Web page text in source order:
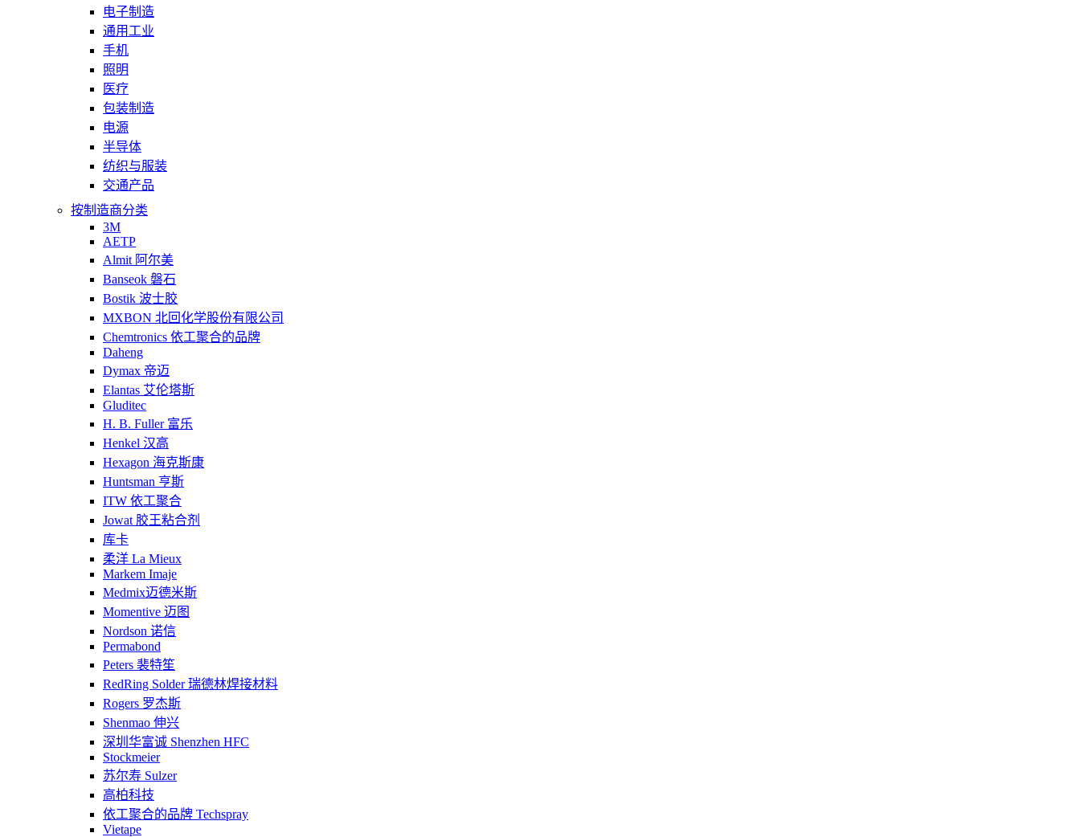
电子制造
通用工业
手机
照明
医疗
包装制造
电源
半导体
纺织与服装
交通产品
按制造商分类
3M
AETP
Almit 阿尔美
Banseok 磐石
Bostik 波士胶
MXBON 北回化学股份有限公司
Chemtronics 依工聚合的品牌
Daheng
Dymax 帝迈
Elantas 艾伦塔斯
Gluditec
H. B. Fuller 富乐
Henkel 汉高
Hexagon 海克斯康
Huntsman 亨斯
ITW 依工聚合
Jowat 胶王粘合剂
库卡
柔洋 La Mieux
Markem Imaje
Medmix迈德米斯
Momentive 迈图
Nordson 诺信
Permabond
Peters 裴特笙
RedRing Solder 瑞德林焊接材料
Rogers 罗杰斯
Shenmao 伸兴
深圳华富诚 Shenzhen HFC
Stockmeier
苏尔寿 Sulzer
高柏科技
依工聚合的品牌 Techspray
Vietape